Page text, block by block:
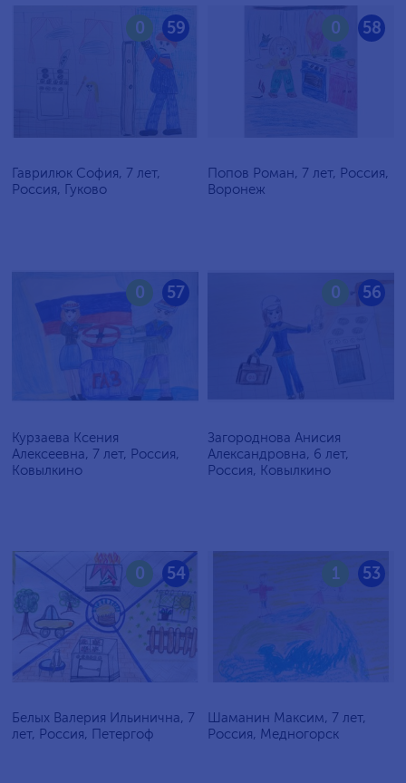
59
0
Гаврилюк София, 7 лет,
Россия, Гуково
58
0
Попов Роман, 7 лет, Россия,
Воронеж
57
0
Курзаева Ксения
Алексеевна, 7 лет, Россия,
Ковылкино
56
0
Загороднова Анисия
Александровна, 6 лет,
Россия, Ковылкино
54
0
Белых Валерия Ильинична, 7
лет, Россия, Петергоф
53
1
Шаманин Максим, 7 лет,
Россия, Медногорск